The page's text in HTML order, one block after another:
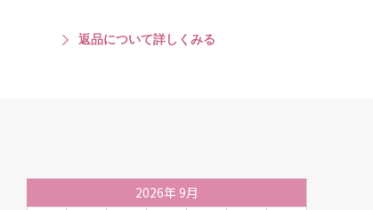
返品について詳しくみる
2026年 9月